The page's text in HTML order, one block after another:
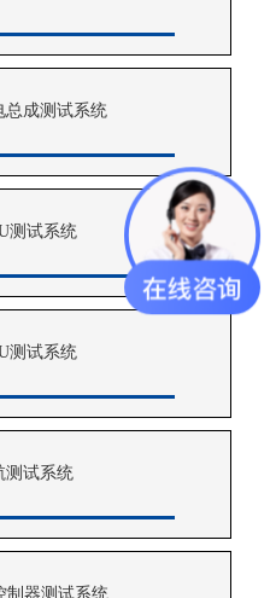
总成测试系统
测试系统
测试系统
测试系统
制器测试系统